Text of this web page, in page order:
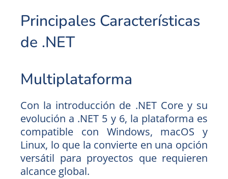
Principales Características
de .NET
Multiplataforma
Con la introducción de .NET Core y su
evolución a .NET 5 y 6, la plataforma es
compatible con Windows, macOS y
Linux, lo que la convierte en una opción
versátil para proyectos que requieren
alcance global.